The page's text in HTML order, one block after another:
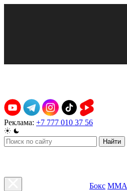
Реклама: +7 777 010 37 56
Найти
Бокс ММА